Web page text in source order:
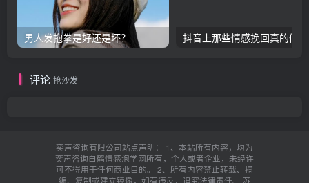
男人发抱拳是好还是坏？ 抖音上那些情感挽回真的假的
评论 抢沙发
奕声咨询有限公司站点声明： 1、本站所有内容，均为
奕声咨询白鹤情感泡学网所有，个人或者企业，未经许
可不得用于任何商业目的。 2、所有内容禁止转载、摘
编、复制或建立镜像，如有违反，追究法律责任。 苏